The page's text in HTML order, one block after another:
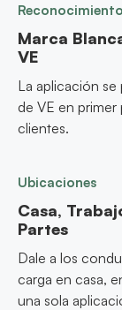
Marca
VE
La aplicación se
de VE en
clientes.
Ubicaciones
Casa,
Partes
Dale a los
carga en casa,
una sola